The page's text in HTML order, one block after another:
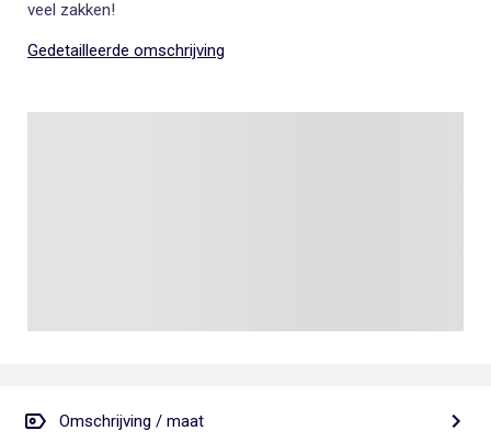
veel zakken!
Gedetailleerde omschrijving
Omschrijving / maat